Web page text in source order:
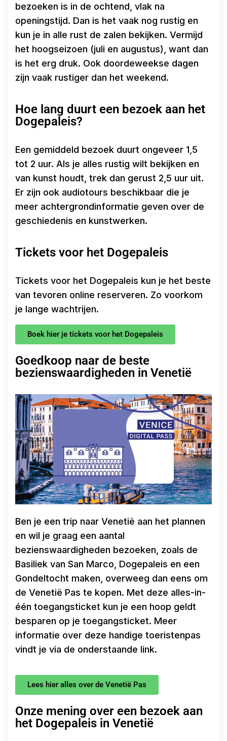
bezoeken is in de ochtend, vlak na
openingstijd. Dan is het vaak nog rustig en
kun je in alle rust de zalen bekijken. Vermijd
het hoogseizoen (juli en augustus), want dan
is het erg druk. Ook doordeweekse dagen
zijn vaak rustiger dan het weekend.
Hoe lang duurt een bezoek aan het
Dogepaleis?
Een gemiddeld bezoek duurt ongeveer 1,5
tot 2 uur. Als je alles rustig wilt bekijken en
van kunst houdt, trek dan gerust 2,5 uur uit.
Er zijn ook audiotours beschikbaar die je
meer achtergrondinformatie geven over de
geschiedenis en kunstwerken.
Tickets voor het Dogepaleis
Tickets voor het Dogepaleis kun je het beste
van tevoren online reserveren. Zo voorkom
je lange wachtrijen.
Boek hier je tickets voor het Dogepaleis
Goedkoop naar de beste
bezienswaardigheden in Venetië
Ben je een trip naar Venetië aan het plannen
en wil je graag een aantal
bezienswaardigheden bezoeken, zoals de
Basiliek van San Marco, Dogepaleis en een
Gondeltocht maken, overweeg dan eens om
de Venetië Pas te kopen. Met deze alles-in-
één toegangsticket kun je een hoop geldt
besparen op je toegangsticket. Meer
informatie over deze handige toeristenpas
vindt je via de onderstaande link.
Lees hier alles over de Venetië Pas
Onze mening over een bezoek aan
het Dogepaleis in Venetië